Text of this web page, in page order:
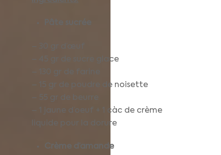
Pâte sucrée
– 30 gr d’œuf
– 45 gr de sucre glace
– 130 gr de farine
– 15 gr de poudre de noisette
– 55 gr de beurre
– 1 jaune d’oeuf + 1 càc de crème
liquide pour la dorure
Crème d’amande